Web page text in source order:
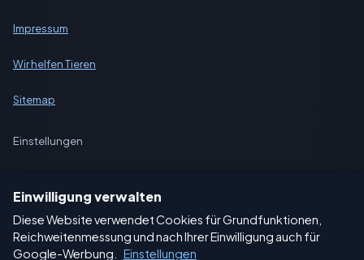
Impressum
Wir helfen Tieren
Sitemap
Einstellungen
🇨🇭 Wetter Schweiz
Einwilligung verwalten
Diese Website verwendet Cookies für Grundfunktionen,
Reichweitenmessung und nach Ihrer Einwilligung auch für
Google-Werbung.
Einstellungen